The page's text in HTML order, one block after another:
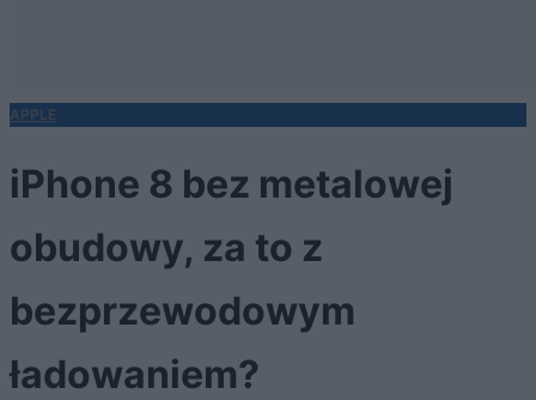
APPLE
iPhone 8 bez metalowej
obudowy, za to z
bezprzewodowym
ładowaniem?